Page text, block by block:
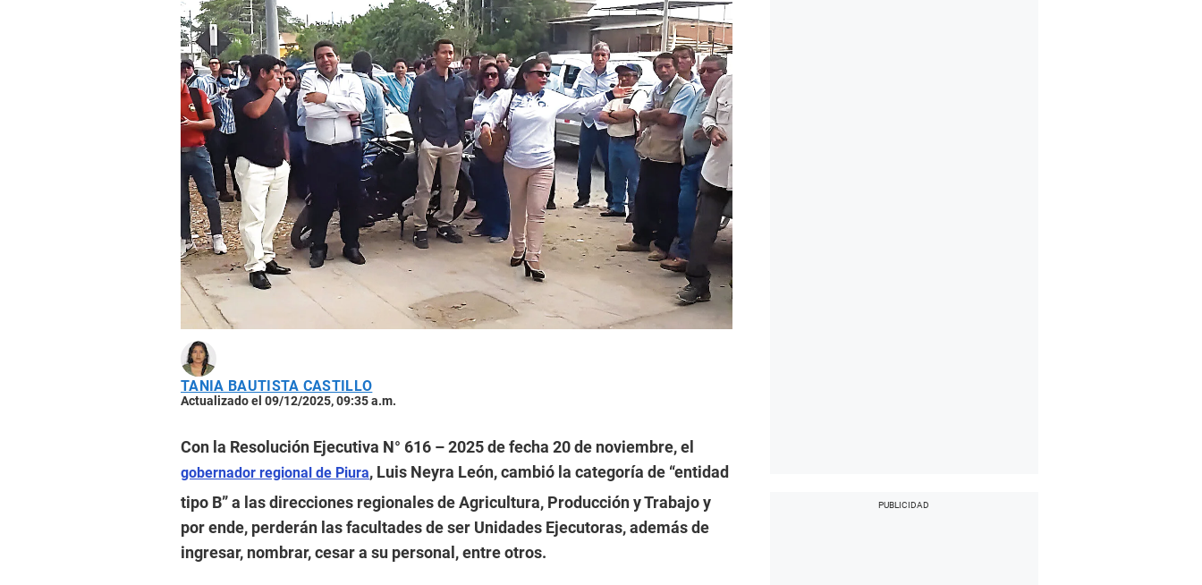
TANIA BAUTISTA CASTILLO
Actualizado el 09/12/2025, 09:35 a.m.
Con la Resolución Ejecutiva N° 616 – 2025 de fecha 20 de noviembre, el
gobernador regional de Piura, Luis Neyra León, cambió la categoría de “entidad
tipo B” a las direcciones regionales de Agricultura, Producción y Trabajo y
por ende, perderán las facultades de ser Unidades Ejecutoras, además de
ingresar, nombrar, cesar a su personal, entre otros.